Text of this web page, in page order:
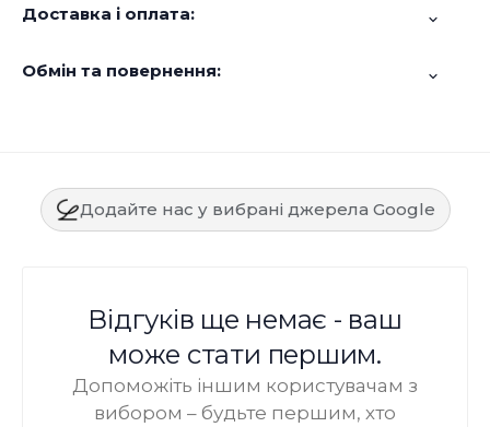
Доставка і оплата:
Обмін та повернення:
Додайте нас у вибрані джерела Google
Відгуків ще немає - ваш
може стати першим.
Допоможіть іншим користувачам з
вибором – будьте першим, хто